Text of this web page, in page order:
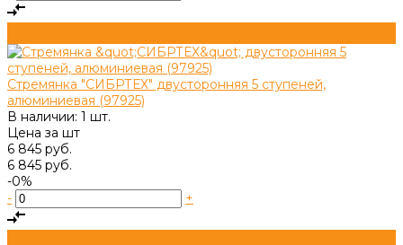
Стремянка "СИБРТЕХ" двусторонняя 5 ступеней,
алюминиевая (97925)
В наличии: 1 шт.
Цена за шт
6 845 руб.
6 845 руб.
-0%
-
+